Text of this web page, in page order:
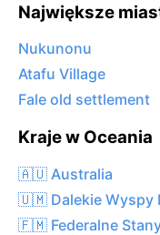
Największe
Nukunonu
Atafu Village
Fale old settlement
Kraje w Oceania
🇦🇺 Australia
🇺🇲 Dalekie Wyspy
🇫🇲 Federalne